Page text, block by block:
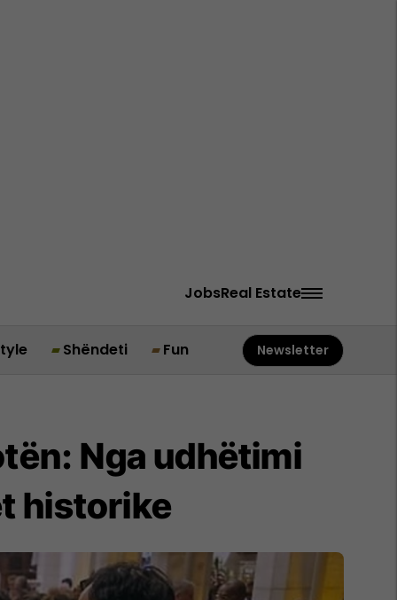
JobsReal Estate
Shëndeti Fun Newsletter
Nga udhëtimi
historike